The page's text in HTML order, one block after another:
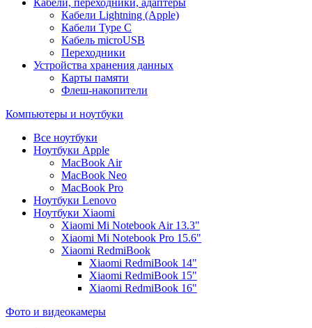
Кабели Lightning (Apple)
Кабели Type C
Кабель microUSB
Переходники
Устройства хранения данных
Карты памяти
Флеш-накопители
Компьютеры и ноутбуки
Все ноутбуки
Ноутбуки Apple
MacBook Air
MacBook Neo
MacBook Pro
Ноутбуки Lenovo
Ноутбуки Xiaomi
Xiaomi Mi Notebook Air 13.3"
Xiaomi Mi Notebook Pro 15.6"
Xiaomi RedmiBook
Xiaomi RedmiBook 14"
Xiaomi RedmiBook 15"
Xiaomi RedmiBook 16"
Фото и видеокамеры